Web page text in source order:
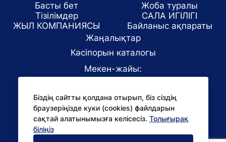
Біздің сайтты қолдана отырып, біз сіздің
браузеріңізде куки (cookies) файлдарын
сақтай алатынымызға келісесіз. Толығырақ
біліңіз
Басты бет
Жоба туралы
Тізілімдер
САЛА ИГІЛІГІ
ЖЫЛ КОМПАНИЯСЫ
Байланыс ақпараты
Жаңалықтар
Кәсіпорын каталогы
Мекен-жайы:
E-mail:
office@niac.kz